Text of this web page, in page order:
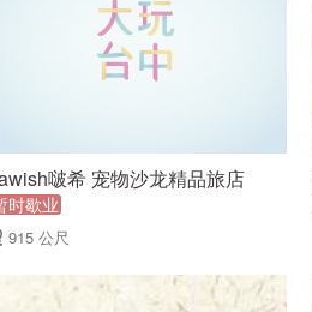
啵希 宠物沙龙精品旅店
时歇业
915 公尺